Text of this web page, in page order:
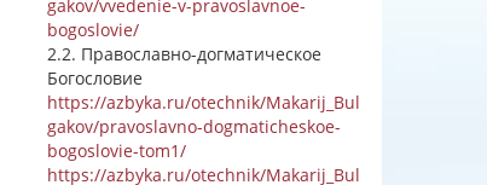
gakov/vvedenie-v-pravoslavnoe-
bogoslovie/
2.2. Православно-догматическое
Богословие
https://azbyka.ru/otechnik/Makarij_Bul
gakov/pravoslavno-dogmaticheskoe-
bogoslovie-tom1/
https://azbyka.ru/otechnik/Makarij_Bul